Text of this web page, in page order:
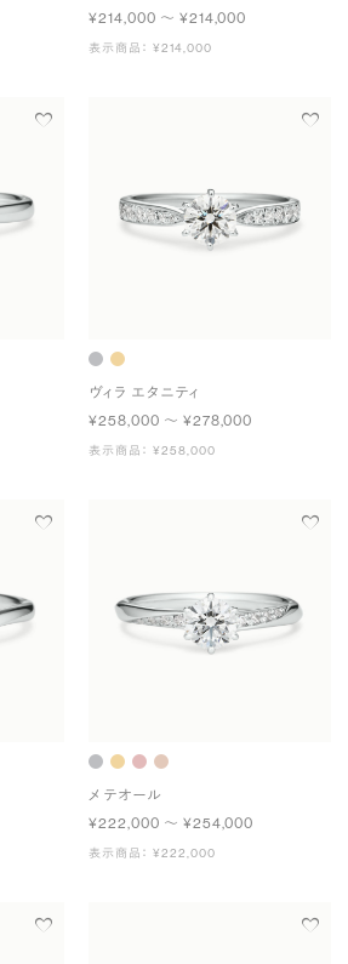
¥214,000 〜 ¥214,000
表示商品： ¥214,000
ヴィラ エタニティ
¥258,000 〜 ¥278,000
表示商品： ¥258,000
メテオール
¥222,000 〜 ¥254,000
表示商品： ¥222,000